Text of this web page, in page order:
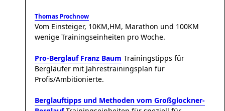
Thomas Prochnow
Vom Einsteiger, 10KM,HM, Marathon und 100KM
wenige Trainingseinheiten pro Woche.
Pro-Berglauf Franz Baum Trainingstipps für
Bergläufer mit Jahrestrainingsplan für
Profis/Ambitionierte.
Berglauftipps und Methoden vom Großglockner-